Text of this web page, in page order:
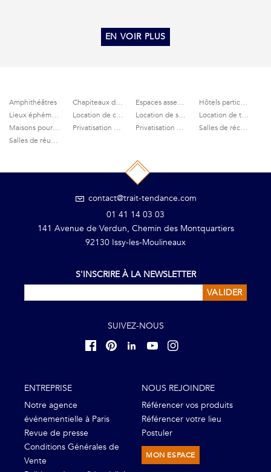
EN VOIR PLUS
Amphithéâtres Chapiteaux de cirque Espaces assemblées générales
Hôtels particuliers
Lieux éphémères
Location de cinémas Location de salles à Paris
Location de théâtres
Maisons pour soirées privées
Privatisation de cabarets Privatisation de terrasses
Salles de réception
Salles de réunion
contact@trait-tendance.com
01 41 14 03 03
141 Avenue de Verdun, Chemin des Montquartiers
92130 Issy-les-Moulineaux
S'INSCRIRE À LA NEWSLETTER
VALIDER
SUIVEZ-NOUS
ENTREPRISE
Notre agence
événementielle à Paris
Revue de presse
Conditions Générales de
Vente
NOUS REJOINDRE
Référencer vos produits
Référencer votre lieu
Postuler
MON ESPACE